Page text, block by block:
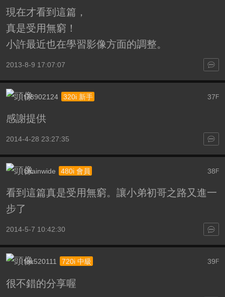
現在才看到這篇，
真是受用無窮！
小許最近也在學習影像方面的調整。
2013-8-9 17:07:07
37F
t78902124 320i 新手
感謝提供
2014-4-28 23:27:35
38F
chainwide 480i 會員
看到這篇真是受用無窮。讓小弟初哥之路又進一
步了
2014-5-7 10:42:30
39F
fox520111 720i 中級
很不錯的分享喔